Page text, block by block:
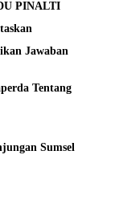
PINALTI
Jawaban
Tentang
Sumsel